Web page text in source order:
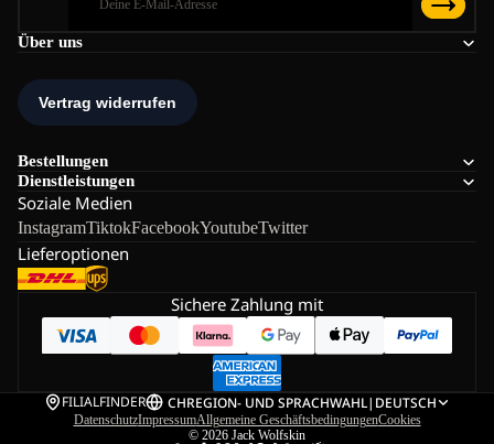
Über uns
Bestellungen
Dienstleistungen
Soziale Medien
InstagramTiktokFacebookYoutubeTwitter
Lieferoptionen
Sichere Zahlung mit
FILIALFINDER CHREGION- UND SPRACHWAHL| DEUTSCH
DatenschutzImpressumAllgemeine GeschäftsbedingungenCookies
© 2026 Jack Wolfskin